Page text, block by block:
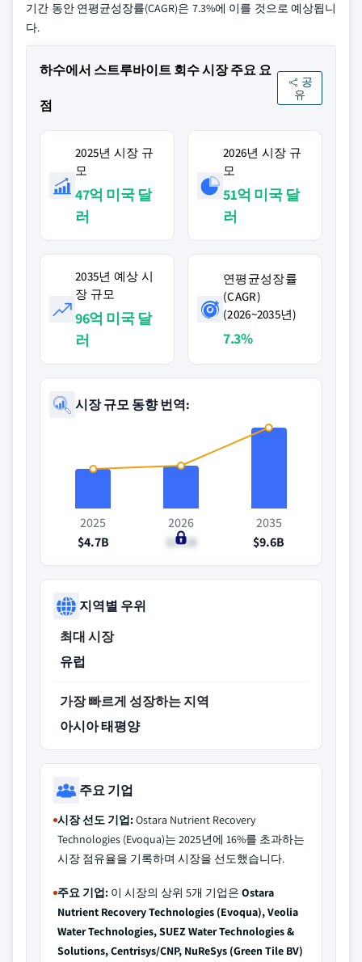
기간 동안 연평균성장률(CAGR)은 7.3%에 이를 것으로 예상됩니
다.
하수에서 스트루바이트 회수 시장 주요 요
점
공
유
2025년 시장 규
모
47억 미국 달
러
2026년 시장 규
모
51억 미국 달
러
2035년 예상 시
장 규모
96억 미국 달
러
연평균성장률
(CAGR)
(2026~2035년)
7.3%
시장 규모 동향 번역:
2025
$4.7B
2026
$5.1B
2035
$9.6B
지역별 우위
최대 시장
유럽
가장 빠르게 성장하는 지역
아시아 태평양
주요 기업
시장 선도 기업:Ostara Nutrient Recovery
Technologies (Evoqua)는 2025년에 16%를 초과하는
시장 점유율을 기록하며 시장을 선도했습니다.
주요 기업: 이 시장의 상위 5개 기업은 Ostara
Nutrient Recovery Technologies (Evoqua), Veolia
Water Technologies, SUEZ Water Technologies &
Solutions, Centrisys/CNP, NuReSys (Green Tile BV)